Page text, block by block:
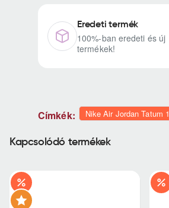
Eredeti termék
100%-ban eredeti és új
termékek!
Címkék: Nike Air Jordan Tatum 1
Kapcsolódó termékek